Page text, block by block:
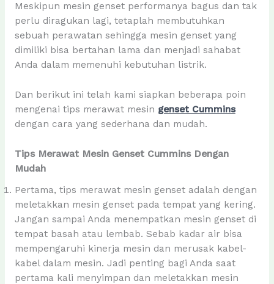
Meskipun mesin genset performanya bagus dan tak
perlu diragukan lagi, tetaplah membutuhkan
sebuah perawatan sehingga mesin genset yang
dimiliki bisa bertahan lama dan menjadi sahabat
Anda dalam memenuhi kebutuhan listrik.
Dan berikut ini telah kami siapkan beberapa poin
mengenai tips merawat mesin genset Cummins
dengan cara yang sederhana dan mudah.
Tips Merawat Mesin Genset Cummins Dengan
Mudah
Pertama, tips merawat mesin genset adalah dengan
meletakkan mesin genset pada tempat yang kering.
Jangan sampai Anda menempatkan mesin genset di
tempat basah atau lembab. Sebab kadar air bisa
mempengaruhi kinerja mesin dan merusak kabel-
kabel dalam mesin. Jadi penting bagi Anda saat
pertama kali menyimpan dan meletakkan mesin